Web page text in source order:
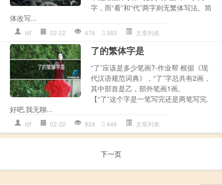
字，而“看”和“代”两字则无繁体写法。简
体改写...
ldf 02-22 476 383 文章列表
了的繁体字是
“了”应该是多少笔画?-作业帮 根据《现
代汉语规范词典》，“了”字总共有2画，
其中部首是乙，部外笔画1画。
【“了”这个字是一笔写完还是两笔写完.
好吧,我无聊...
ldf 02-22 924 446 文章列表
下一页